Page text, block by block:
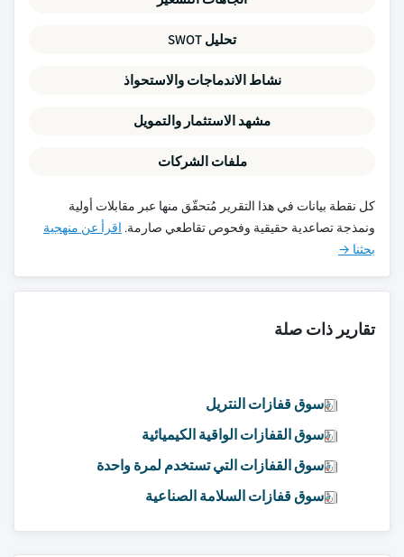
تحليل SWOT
نشاط الاندماجات والاستحواذ
مشهد الاستثمار والتمويل
ملفات الشركات
كل نقطة بيانات في هذا التقرير مُتحقّق منها عبر مقابلات أولية
ونمذجة تصاعدية حقيقية وفحوص تقاطعي صارمة. اقرأ عن منهجية
بحثنا →
تقارير ذات صلة
سوق قفازات النتريل
سوق القفازات الواقية الكيميائية
سوق القفازات التي تستخدم لمرة واحدة
سوق قفازات السلامة الصناعية